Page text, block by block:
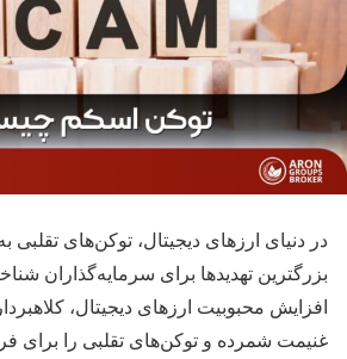
در دنیای ارزهای دیجیتال، توکن‌های تقلبی
بزرگترین تهدیدها برای سرمایه‌گذاران
افزایش محبوبیت ارزهای دیجیتال،
غنیمت شمرده و توکن‌های تقلبی را برای